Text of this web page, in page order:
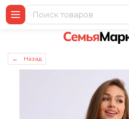
← Назад